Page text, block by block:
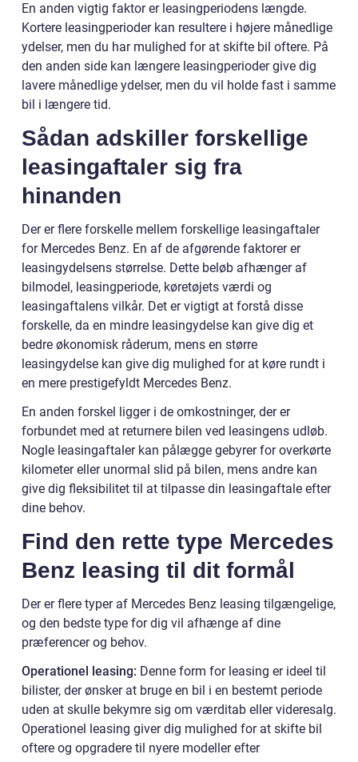
En anden vigtig faktor er leasingperiodens længde.
Kortere leasingperioder kan resultere i højere månedlige
ydelser, men du har mulighed for at skifte bil oftere. På
den anden side kan længere leasingperioder give dig
lavere månedlige ydelser, men du vil holde fast i samme
bil i længere tid.
Sådan adskiller forskellige
leasingaftaler sig fra
hinanden
Der er flere forskelle mellem forskellige leasingaftaler
for Mercedes Benz. En af de afgørende faktorer er
leasingydelsens størrelse. Dette beløb afhænger af
bilmodel, leasingperiode, køretøjets værdi og
leasingaftalens vilkår. Det er vigtigt at forstå disse
forskelle, da en mindre leasingydelse kan give dig et
bedre økonomisk råderum, mens en større
leasingydelse kan give dig mulighed for at køre rundt i
en mere prestigefyldt Mercedes Benz.
En anden forskel ligger i de omkostninger, der er
forbundet med at returnere bilen ved leasingens udløb.
Nogle leasingaftaler kan pålægge gebyrer for overkørte
kilometer eller unormal slid på bilen, mens andre kan
give dig fleksibilitet til at tilpasse din leasingaftale efter
dine behov.
Find den rette type Mercedes
Benz leasing til dit formål
Der er flere typer af Mercedes Benz leasing tilgængelige,
og den bedste type for dig vil afhænge af dine
præferencer og behov.
Operationel leasing: Denne form for leasing er ideel til
bilister, der ønsker at bruge en bil i en bestemt periode
uden at skulle bekymre sig om værditab eller videresalg.
Operationel leasing giver dig mulighed for at skifte bil
oftere og opgradere til nyere modeller efter